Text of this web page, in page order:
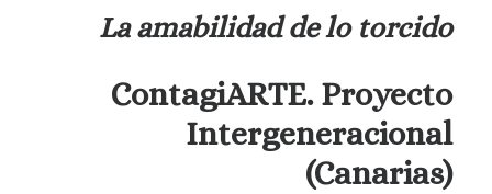
La amabilidad de lo torcido
ContagiARTE. Proyecto
Intergeneracional
(Canarias)